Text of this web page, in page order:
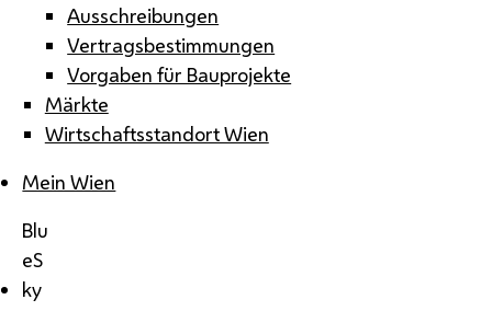
Ausschreibungen
Vertragsbestimmungen
Vorgaben für Bauprojekte
Märkte
Wirtschaftsstandort Wien
Mein Wien
Blu
eS
ky